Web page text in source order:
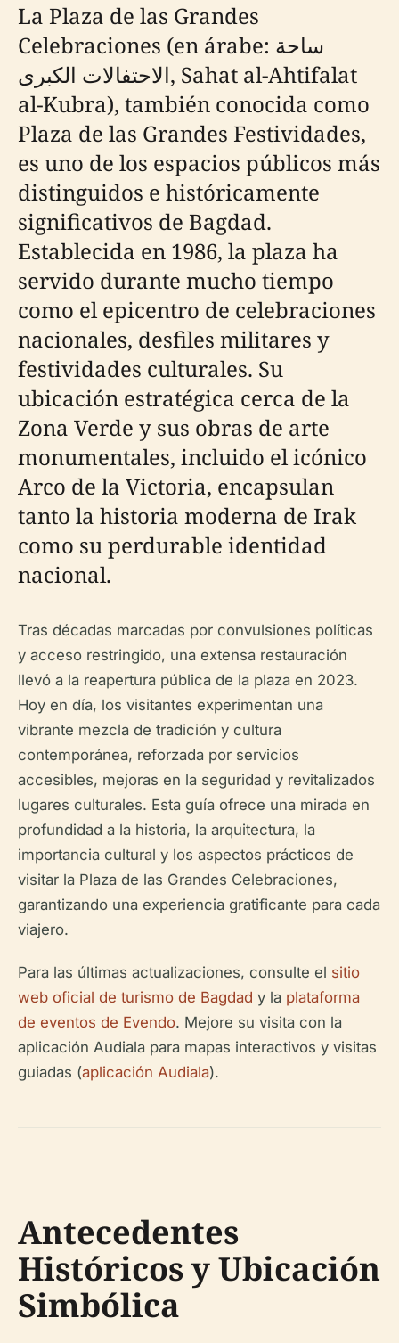
La Plaza de las Grandes
Celebraciones (en árabe: ساحة
الاحتفالات الكبرى, Sahat al-Ahtifalat
al-Kubra), también conocida como
Plaza de las Grandes Festividades,
es uno de los espacios públicos más
distinguidos e históricamente
significativos de Bagdad.
Establecida en 1986, la plaza ha
servido durante mucho tiempo
como el epicentro de celebraciones
nacionales, desfiles militares y
festividades culturales. Su
ubicación estratégica cerca de la
Zona Verde y sus obras de arte
monumentales, incluido el icónico
Arco de la Victoria, encapsulan
tanto la historia moderna de Irak
como su perdurable identidad
nacional.
Tras décadas marcadas por convulsiones políticas
y acceso restringido, una extensa restauración
llevó a la reapertura pública de la plaza en 2023.
Hoy en día, los visitantes experimentan una
vibrante mezcla de tradición y cultura
contemporánea, reforzada por servicios
accesibles, mejoras en la seguridad y revitalizados
lugares culturales. Esta guía ofrece una mirada en
profundidad a la historia, la arquitectura, la
importancia cultural y los aspectos prácticos de
visitar la Plaza de las Grandes Celebraciones,
garantizando una experiencia gratificante para cada
viajero.
Para las últimas actualizaciones, consulte el sitio
web oficial de turismo de Bagdad y la plataforma
de eventos de Evendo. Mejore su visita con la
aplicación Audiala para mapas interactivos y visitas
guiadas (aplicación Audiala).
Antecedentes
Históricos y Ubicación
Simbólica